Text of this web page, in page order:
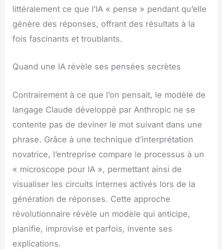
littéralement ce que l’IA « pense » pendant qu’elle
génère des réponses, offrant des résultats à la
fois fascinants et troublants.
Quand une IA révèle ses pensées secrètes
Contrairement à ce que l’on pensait, le modèle de
langage Claude développé par Anthropic ne se
contente pas de deviner le mot suivant dans une
phrase. Grâce à une technique d’interprétation
novatrice, l’entreprise compare le processus à un
« microscope pour IA », permettant ainsi de
visualiser les circuits internes activés lors de la
génération de réponses. Cette approche
révolutionnaire révèle un modèle qui anticipe,
planifie, improvise et parfois, invente ses
explications.